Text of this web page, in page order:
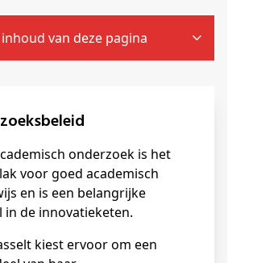
van deze pagina
onderzoek is het
voor goed academisch
en is een belangrijke
in de innovatieketen.
kiest ervoor om een